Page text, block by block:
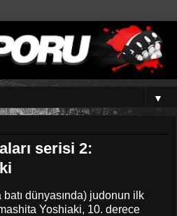
▼
serisi 2:
dünyasında) judonun ilk
Yoshiaki, 10. derece